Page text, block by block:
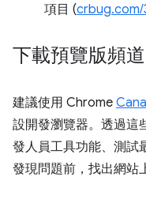
項目 (crbug.com/
下載預覽版頻道
建議使用 Chrome
設開發瀏覽器。透過這
發人員工具功能、測試
發現問題前，找出網站